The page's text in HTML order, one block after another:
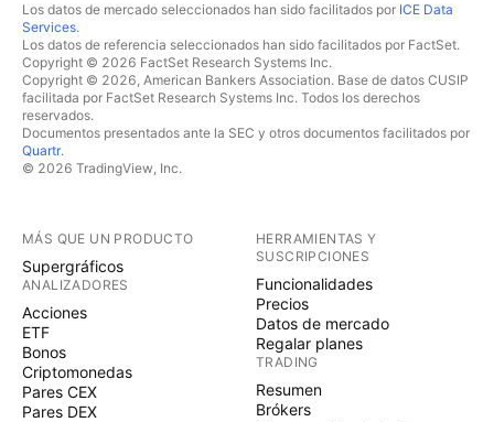
Los datos de mercado seleccionados han sido facilitados por ICE Data
Services.
Los datos de referencia seleccionados han sido facilitados por FactSet.
Copyright © 2026 FactSet Research Systems Inc.
Copyright © 2026, American Bankers Association. Base de datos CUSIP
facilitada por FactSet Research Systems Inc. Todos los derechos
reservados.
Documentos presentados ante la SEC y otros documentos facilitados por
Quartr.
© 2026 TradingView, Inc.
MÁS QUE UN PRODUCTO
Supergráficos
ANALIZADORES
Acciones
ETF
Bonos
Criptomonedas
Pares CEX
Pares DEX
HERRAMIENTAS Y
SUSCRIPCIONES
Funcionalidades
Precios
Datos de mercado
Regalar planes
TRADING
Resumen
Brókers